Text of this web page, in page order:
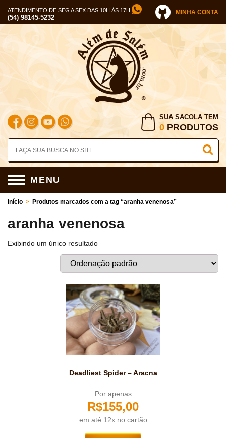
ATENDIMENTO DE SEG A SEX DAS 10H ÀS 17H
(54) 98145-5232
MINHA CONTA
SUA SACOLA TEM
0 PRODUTOS
MENU
Início > Produtos marcados com a tag “aranha venenosa”
aranha venenosa
Exibindo um único resultado
Deadliest Spider – Aracna
Por apenas
R$155,00
em até 12x no cartão